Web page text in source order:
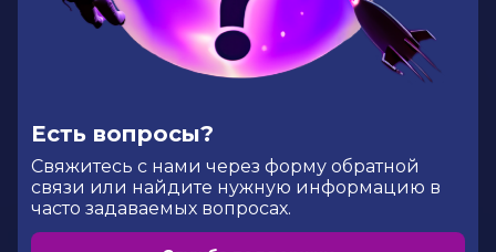
Есть вопросы?
Cвяжитесь с нами через форму обратной
связи или найдите нужную информацию в
часто задаваемых вопросах.